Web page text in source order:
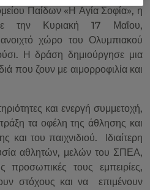
Παίδων «Η Αγία Σοφία», η
την Κυριακή 17 Μαΐου,
χώρο του Ολυμπιακού
Η δράση δημιούργησε μια
που ζουν με αιμορροφιλία και
και ενεργή συμμετοχή,
τα οφέλη της άθλησης και
και του παιχνιδιού. Ιδιαίτερη
αθλητών, μελών του ΣΠΕΑ,
προσωπικές τους εμπειρίες,
στόχους και να επιμένουν